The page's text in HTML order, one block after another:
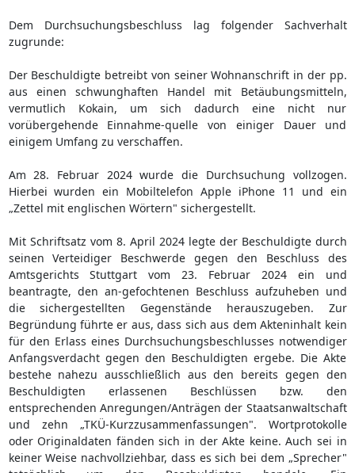
Dem Durchsuchungsbeschluss lag folgender Sachverhalt
zugrunde:
Der Beschuldigte betreibt von seiner Wohnanschrift in der pp.
aus einen schwunghaften Handel mit Betäubungsmitteln,
vermutlich Kokain, um sich dadurch eine nicht nur
vorübergehende Einnahme-quelle von einiger Dauer und
einigem Umfang zu verschaffen.
Am 28. Februar 2024 wurde die Durchsuchung vollzogen.
Hierbei wurden ein Mobiltelefon Apple iPhone 11 und ein
„Zettel mit englischen Wörtern" sichergestellt.
Mit Schriftsatz vom 8. April 2024 legte der Beschuldigte durch
seinen Verteidiger Beschwerde gegen den Beschluss des
Amtsgerichts Stuttgart vom 23. Februar 2024 ein und
beantragte, den an-gefochtenen Beschluss aufzuheben und
die sichergestellten Gegenstände herauszugeben. Zur
Begründung führte er aus, dass sich aus dem Akteninhalt kein
für den Erlass eines Durchsuchungsbeschlusses notwendiger
Anfangsverdacht gegen den Beschuldigten ergebe. Die Akte
bestehe nahezu ausschließlich aus den bereits gegen den
Beschuldigten erlassenen Beschlüssen bzw. den
entsprechenden Anregungen/Anträgen der Staatsanwaltschaft
und zehn „TKÜ-Kurzzusammenfassungen". Wortprotokolle
oder Originaldaten fänden sich in der Akte keine. Auch sei in
keiner Weise nachvollziehbar, dass es sich bei dem „Sprecher"